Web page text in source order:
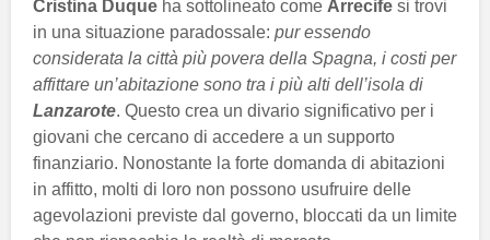
Cristina Duque ha sottolineato come Arrecife si trovi
in una situazione paradossale: pur essendo
considerata la città più povera della Spagna, i costi per
affittare un’abitazione sono tra i più alti dell’isola di
Lanzarote. Questo crea un divario significativo per i
giovani che cercano di accedere a un supporto
finanziario. Nonostante la forte domanda di abitazioni
in affitto, molti di loro non possono usufruire delle
agevolazioni previste dal governo, bloccati da un limite